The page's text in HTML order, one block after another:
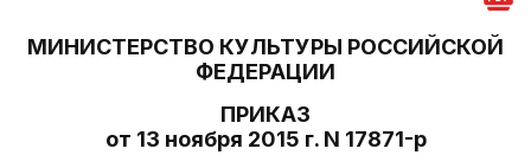
МИНИСТЕРСТВО КУЛЬТУРЫ РОССИЙСКОЙ
ФЕДЕРАЦИИ
ПРИКАЗ
от 13 ноября 2015 г. N 17871-р